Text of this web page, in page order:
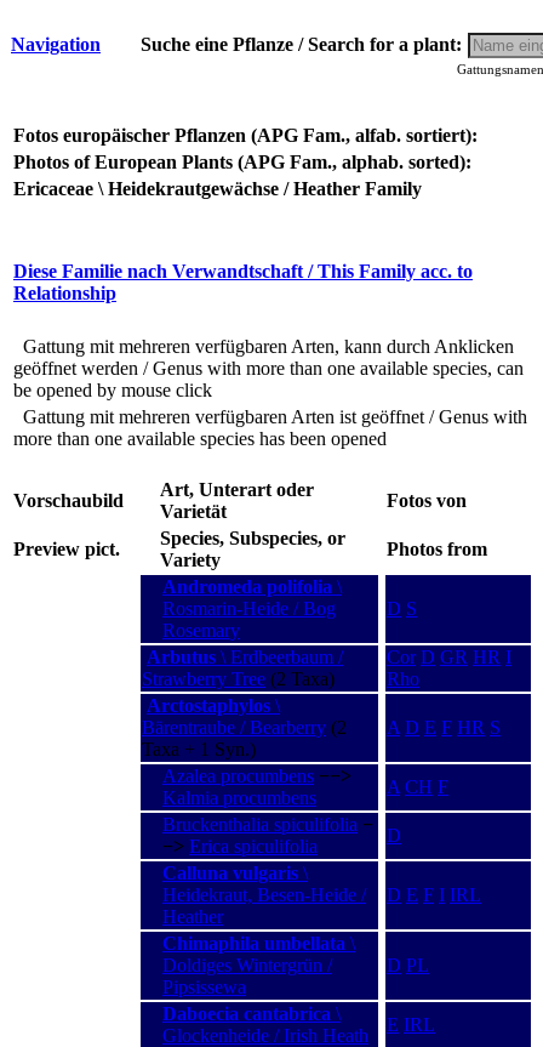
Navigation Suche eine Pflanze / Search for a plant:
Fotos europäischer Pflanzen (APG Fam., alfab. sortiert):
Photos of European Plants (APG Fam., alphab. sorted):
Ericaceae \ Heidekrautgewächse / Heather Family
Diese Familie nach Verwandtschaft / This Family acc. to
Relationship
Gattung mit mehreren verfügbaren Arten, kann durch Anklicken
geöffnet werden / Genus with more than one available species, can
be opened by mouse click
Gattung mit mehreren verfügbaren Arten ist geöffnet / Genus with
more than one available species has been opened
Vorschaubild
Art, Unterart oder
Varietät
Fotos von
Preview pict.
Species, Subspecies, or
Variety
Photos from
Andromeda polifolia \
Rosmarin-Heide / Bog
Rosemary
D S
Arbutus \ Erdbeerbaum /
Strawberry Tree (2 Taxa)
Cor D GR HR I
Rho
Arctostaphylos \
Bärentraube / Bearberry (2
Taxa + 1 Syn.)
A D E F HR S
Azalea procumbens −−>
Kalmia procumbens
A CH F
Bruckenthalia spiculifolia −
−> Erica spiculifolia
D
Calluna vulgaris \
Heidekraut, Besen-Heide /
Heather
D E F I IRL
Chimaphila umbellata \
Doldiges Wintergrün /
Pipsissewa
D PL
Daboecia cantabrica \
Glockenheide / Irish Heath
E IRL